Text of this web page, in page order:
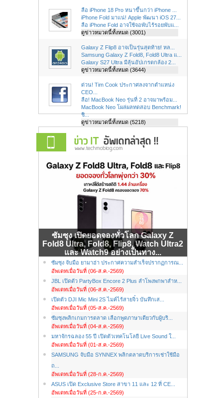
ลือ iPhone 18 Pro หนาขึ้นกว่า iPhone ...
iPhone Fold มาแน่! Apple พัฒนา iOS 27...
ลือ iPhone Fold อาจใช้จอพับไร้รอยพับแ...
ดูข่าวหมวดนี้ทั้งหมด (3001)
Galaxy Z Flip8 อาจเป็นรุ่นสุดท้าย! หล...
Samsung Galaxy Z Fold8, Fold8 Ultra แ...
Galaxy S27 Ultra มีลุ้นอัปเกรดกล้อง 2...
ดูข่าวหมวดนี้ทั้งหมด (3644)
ด่วน! Tim Cook ประกาศลงจากตำแหน่ง
CEO...
ลือ! MacBook Neo รุ่นที่ 2 อาจมาพร้อม...
MacBook Neo โผล่ผลทดสอบ Benchmark!
ชิ...
ดูข่าวหมวดนี้ทั้งหมด (5218)
ซัมซุง เปิดยอดจองทั่วโลก Galaxy Z
Fold8 Ultra, Fold8, Flip8, Watch Ultra2
และ Watch9 อย่างเป็นทาง...
ซัมซุง จับมือ ยามาฮ่า ประกาศความสำเร็จปรากฏการณ...
อัพเดทเมื่อวันที่ (06-ส.ค.-2569)
JBL เปิดตัว PartyBox Encore 2 Plus ลำโพงพกพาสำห...
อัพเดทเมื่อวันที่ (06-ส.ค.-2569)
เปิดตัว DJI Mic Mini 2S ไมค์ไร้สายจิ๋ว บันทึกเส...
อัพเดทเมื่อวันที่ (05-ส.ค.-2569)
ซัมซุงพลิกเกมการตลาด เลือกพูดภาษาเดียวกับผู้บริ...
อัพเดทเมื่อวันที่ (04-ส.ค.-2569)
มหาจักรฉลอง 55 ปี เปิดตัวเทคโนโลยี Live Sound ใ...
อัพเดทเมื่อวันที่ (01-ส.ค.-2569)
SAMSUNG จับมือ SYNNEX พลิกตลาดบริการเช่าใช้มือ
ถ...
อัพเดทเมื่อวันที่ (28-ก.ค.-2569)
ASUS เปิด Exclusive Store สาขา 11 และ 12 ที่ CE...
อัพเดทเมื่อวันที่ (25-ก.ค.-2569)